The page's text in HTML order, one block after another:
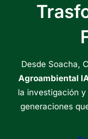
Desde Soacha,
Agroambiental
la investigación
generaciones